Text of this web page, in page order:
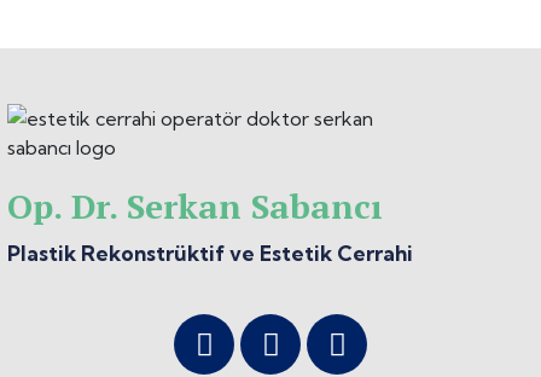
Op. Dr. Serkan Sabancı
Plastik Rekonstrüktif ve Estetik Cerrahi